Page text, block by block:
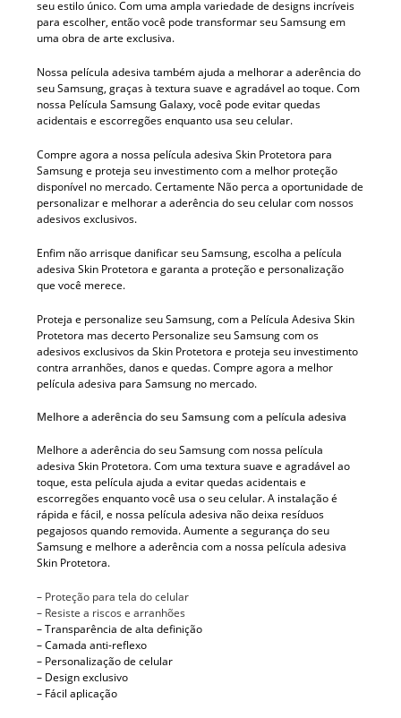
seu estilo único. Com uma ampla variedade de designs incríveis
para escolher, então você pode transformar seu Samsung em
uma obra de arte exclusiva.
Nossa película adesiva também ajuda a melhorar a aderência do
seu Samsung, graças à textura suave e agradável ao toque. Com
nossa Película Samsung Galaxy, você pode evitar quedas
acidentais e escorregões enquanto usa seu celular.
Compre agora a nossa película adesiva Skin Protetora para
Samsung e proteja seu investimento com a melhor proteção
disponível no mercado. Certamente Não perca a oportunidade de
personalizar e melhorar a aderência do seu celular com nossos
adesivos exclusivos.
Enfim não arrisque danificar seu Samsung, escolha a película
adesiva Skin Protetora e garanta a proteção e personalização
que você merece.
Proteja e personalize seu Samsung, com a Película Adesiva Skin
Protetora mas decerto Personalize seu Samsung com os
adesivos exclusivos da Skin Protetora e proteja seu investimento
contra arranhões, danos e quedas. Compre agora a melhor
película adesiva para Samsung no mercado.
Melhore a aderência do seu Samsung com a película adesiva
Melhore a aderência do seu Samsung com nossa película
adesiva Skin Protetora. Com uma textura suave e agradável ao
toque, esta película ajuda a evitar quedas acidentais e
escorregões enquanto você usa o seu celular. A instalação é
rápida e fácil, e nossa película adesiva não deixa resíduos
pegajosos quando removida. Aumente a segurança do seu
Samsung e melhore a aderência com a nossa película adesiva
Skin Protetora.
– Proteção para tela do celular
– Resiste a riscos e arranhões
– Transparência de alta definição
– Camada anti-reflexo
– Personalização de celular
– Design exclusivo
– Fácil aplicação